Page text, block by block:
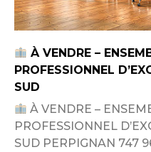
À VENDRE –
PROFESSIONNEL
SUD
À VENDRE –
PROFESSIONNEL
SUD PERPIGNAN 747